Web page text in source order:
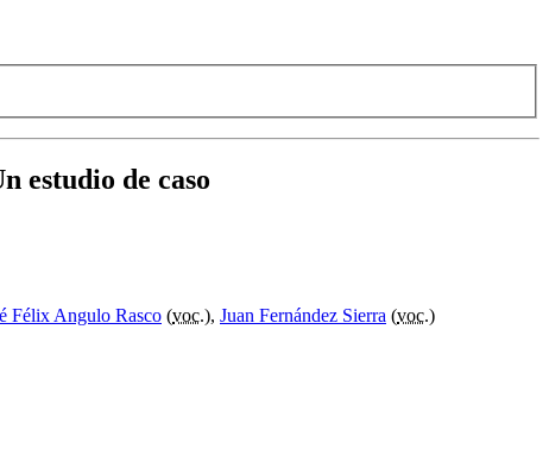
estudio de caso
Félix Angulo Rasco (voc.), Juan Fernández Sierra (voc.)